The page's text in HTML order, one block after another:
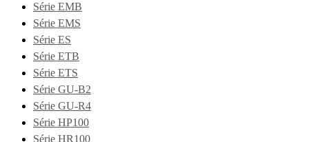
Série EMB
Série EMS
Série ES
Série ETB
Série ETS
Série GU-B2
Série GU-R4
Série HP100
Série HR100